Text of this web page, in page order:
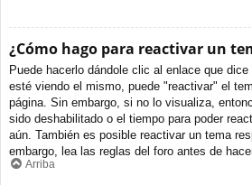
¿Cómo hago para reactivar un
Puede hacerlo dándole clic al enlace que
esté viendo el mismo, puede "reactivar" el
página. Sin embargo, si no lo visualiza,
sido deshabilitado o el tiempo para poder
aún. También es posible reactivar un tema
embargo, lea las reglas del foro antes de
Arriba